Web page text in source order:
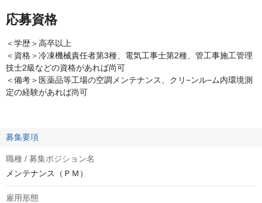
応募資格
＜学歴＞高卒以上
＜資格＞冷凍機械責任者第3種、電気工事士第2種、管工事施工管理
技士2級などの資格があれば尚可
＜備考＞医薬品等工場の空調メンテナンス、クリ−ンル−ム内環境測
定の経験があれば尚可
募集要項
職種 / 募集ポジション名
メンテナンス（ＰＭ）
雇用形態